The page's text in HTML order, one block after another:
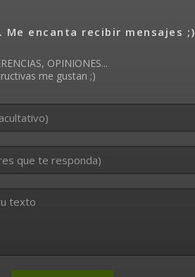
Me encanta recibir mensajes ;)
OPINIONES...
me gustan ;)